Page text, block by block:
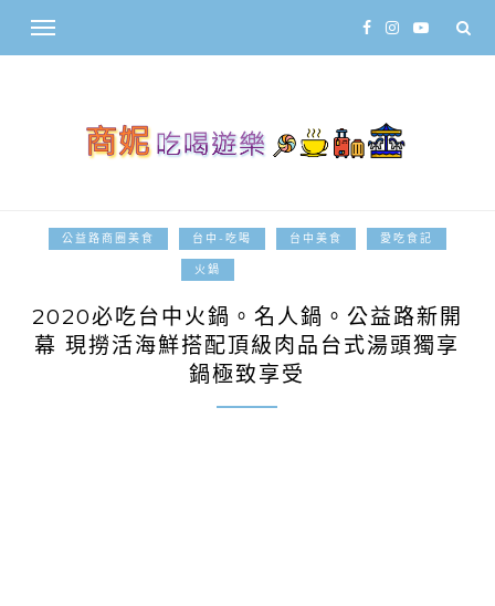
公益路商圈美食 台中-吃喝 台中美食 愛吃食記
火鍋
2020必吃台中火鍋。名人鍋。公益路新開
幕 現撈活海鮮搭配頂級肉品台式湯頭獨享
鍋極致享受